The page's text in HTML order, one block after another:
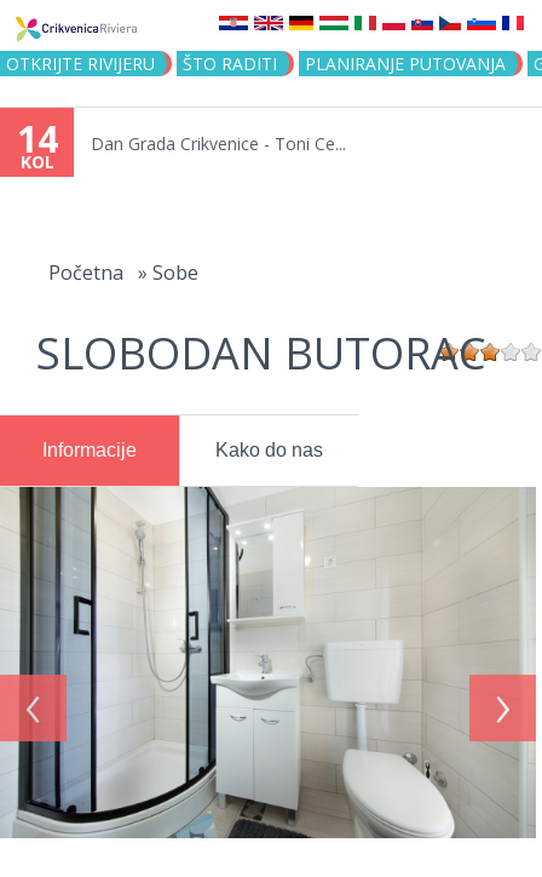
Jump to navigation
OTKRIJTE RIVIJERU ŠTO RADITI PLANIRANJE PUTOVANJA
14
KOL
Dan Grada Crikvenice - Toni Ce...
Početna » Sobe
SLOBODAN BUTORAC
Informacije Kako do nas
‹ ›